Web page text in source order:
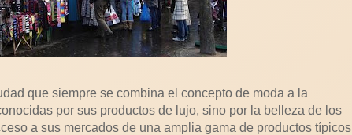
que siempre se combina el concepto de moda a la
por sus productos de lujo, sino por la belleza de los
a sus mercados de una amplia gama de productos típicos